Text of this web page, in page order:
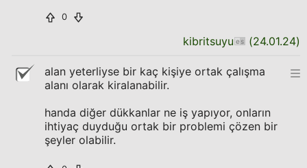
0
kibritsuyu (24.01.24)
alan yeterliyse bir kaç kişiye ortak çalışma
alanı olarak kiralanabilir.
handa diğer dükkanlar ne iş yapıyor, onların
ihtiyaç duyduğu ortak bir problemi çözen bir
şeyler olabilir.